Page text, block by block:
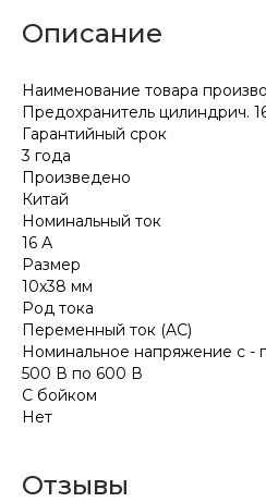
Описание
Наименование товара
Предохранитель цилиндрич.
Гарантийный срок
3 года
Произведено
Китай
Номинальный ток
16 А
Размер
10х38 мм
Род тока
Переменный ток (AC)
Номинальное напряжение с -
500 В по 600 В
С бойком
Нет
Отзывы